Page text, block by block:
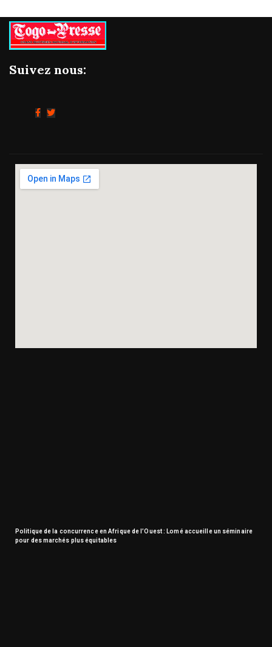
Suivez nous:
Politique de la concurrence en Afrique de l’Ouest : Lomé accueille un séminaire
pour des marchés plus équitables